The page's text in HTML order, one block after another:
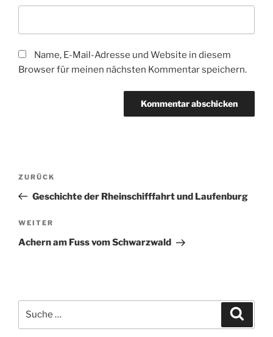
Name, E-Mail-Adresse und Website in diesem
Browser für meinen nächsten Kommentar speichern.
Beitragsnavigation
Vorheriger
Beitrag
ZURÜCK
Geschichte der Rheinschifffahrt und Laufenburg
Nächster
Beitrag
WEITER
Achern am Fuss vom Schwarzwald
nach: